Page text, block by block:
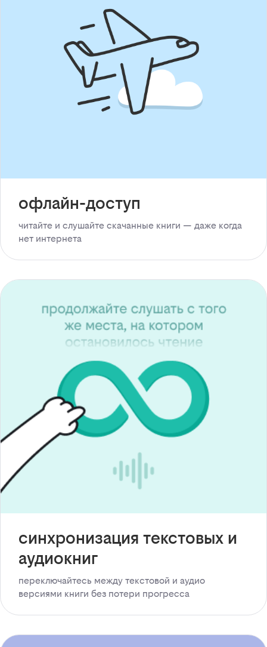
офлайн-доступ
читайте и слушайте скачанные книги — даже когда
нет интернета
синхронизация текстовых и
аудиокниг
переключайтесь между текстовой и аудио
версиями книги без потери прогресса